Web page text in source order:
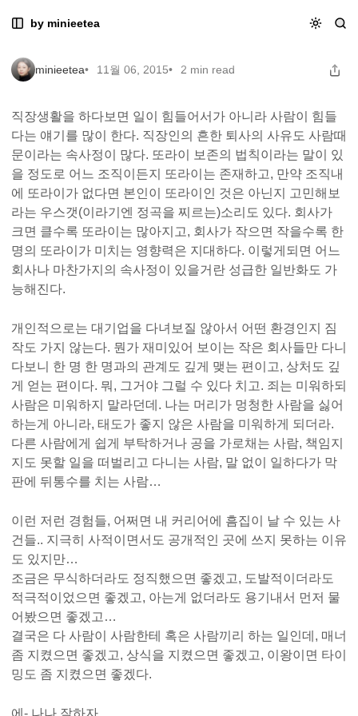
to
to
to
by minieetea
결국은 사람이 하는 일
결국은 사람이 하는 일
minieetea 11월 06, 2015 2 min read
직장생활을 하다보면 일이 힘들어서가 아니라 사람이 힘들
다는 얘기를 많이 한다. 직장인의 흔한 퇴사의 사유도 사람때
문이라는 속사정이 많다. 또라이 보존의 법칙이라는 말이 있
을 정도로 어느 조직이든지 또라이는 존재하고, 만약 조직내
에 또라이가 없다면 본인이 또라이인 것은 아닌지 고민해보
라는 우스갯(이라기엔 정곡을 찌르는)소리도 있다. 회사가
크면 클수록 또라이는 많아지고, 회사가 작으면 작을수록 한
명의 또라이가 미치는 영향력은 지대하다. 이렇게되면 어느
회사나 마찬가지의 속사정이 있을거란 성급한 일반화도 가
능해진다.
개인적으로는 대기업을 다녀보질 않아서 어떤 환경인지 짐
작도 가지 않는다. 뭔가 재미있어 보이는 작은 회사들만 다니
다보니 한 명 한 명과의 관계도 깊게 맺는 편이고, 상처도 깊
게 얻는 편이다. 뭐, 그거야 그럴 수 있다 치고. 죄는 미워하되
사람은 미워하지 말라던데. 나는 머리가 멍청한 사람을 싫어
하는게 아니라, 태도가 좋지 않은 사람을 미워하게 되더라.
다른 사람에게 쉽게 부탁하거나 공을 가로채는 사람, 책임지
지도 못할 일을 떠벌리고 다니는 사람, 말 없이 일하다가 막
판에 뒤통수를 치는 사람…
이런 저런 경험들, 어쩌면 내 커리어에 흠집이 날 수 있는 사
건들.. 지극히 사적이면서도 공개적인 곳에 쓰지 못하는 이유
도 있지만…
조금은 무식하더라도 정직했으면 좋겠고, 도발적이더라도
적극적이었으면 좋겠고, 아는게 없더라도 용기내서 먼저 물
어봤으면 좋겠고…
결국은 다 사람이 사람한테 혹은 사람끼리 하는 일인데, 매너
좀 지켰으면 좋겠고, 상식을 지켰으면 좋겠고, 이왕이면 타이
밍도 좀 지켰으면 좋겠다.
에- 나나 잘하자.